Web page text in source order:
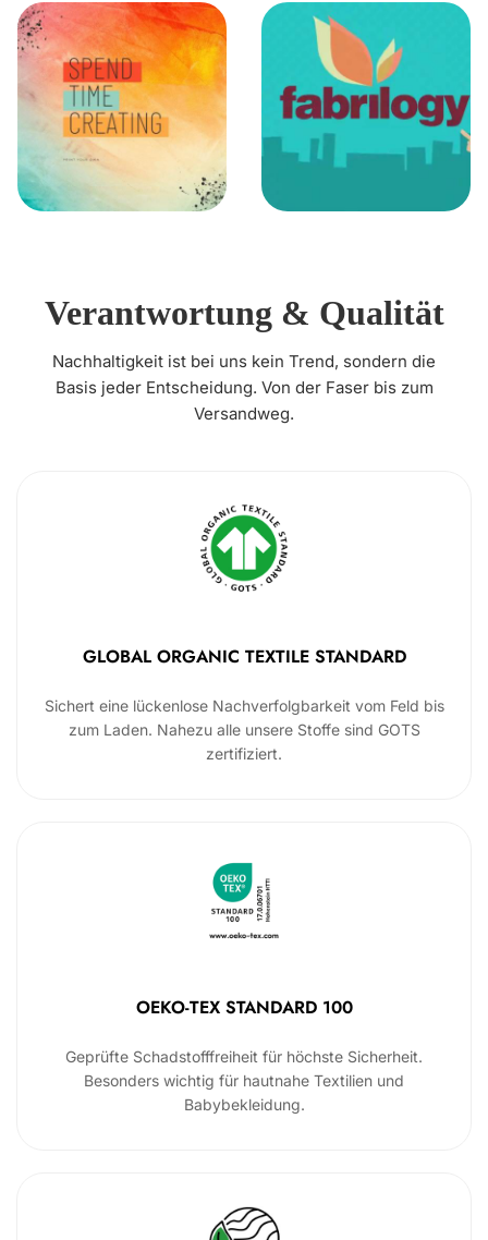
Verantwortung & Qualität
Nachhaltigkeit ist bei uns kein Trend, sondern die
Basis jeder Entscheidung. Von der Faser bis zum
Versandweg.
GLOBAL ORGANIC TEXTILE STANDARD
Sichert eine lückenlose Nachverfolgbarkeit vom Feld bis
zum Laden. Nahezu alle unsere Stoffe sind GOTS
zertifiziert.
OEKO-TEX STANDARD 100
Geprüfte Schadstofffreiheit für höchste Sicherheit.
Besonders wichtig für hautnahe Textilien und
Babybekleidung.